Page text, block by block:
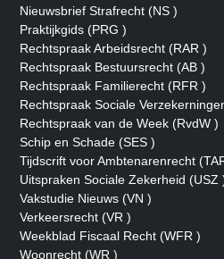
Nieuwsbrief Strafrecht (NS )
Praktijkgids (PRG )
Rechtspraak Arbeidsrecht (RAR )
Rechtspraak Bestuursrecht (AB )
Rechtspraak Familierecht (RFR )
Rechtspraak Sociale
Rechtspraak van de Week (RvdW )
Schip en Schade (SES )
Tijdscrift voor Ambtenarenrecht
Uitspraken Sociale Zekerheid (USZ
Vakstudie Nieuws (VN )
Verkeersrecht (VR )
Weekblad Fiscaal Recht (WFR )
Woonrecht (WR )